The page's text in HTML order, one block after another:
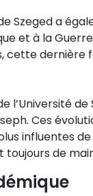
de Szeged a
et à la
cette dernière
l’Université
Ces
influentes
toujours de